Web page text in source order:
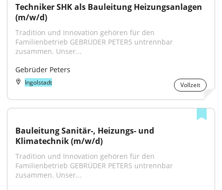
Techniker SHK als Bauleitung Heizungsanlagen
(m/w/d)
Tradition und Innovation gehören für den
Familienbetrieb GEBRÜDER PETERS untrennbar
zusammen. Unser...
Gebrüder Peters
Ingolstadt Vollzeit
Bauleitung Sanitär-, Heizungs- und
Klimatechnik (m/w/d)
Tradition und Innovation gehören für den
Familienbetrieb GEBRÜDER PETERS untrennbar
zusammen. Unser...